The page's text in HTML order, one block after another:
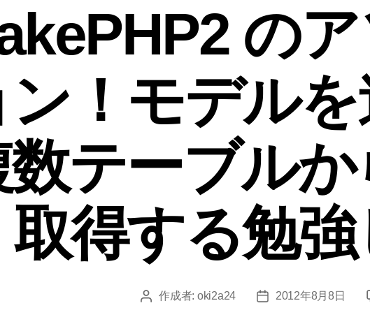
リ
ー
の
ン！モデル
テーブル
取得する勉強
投
作成者: oki2a24
投
2012年8月8日